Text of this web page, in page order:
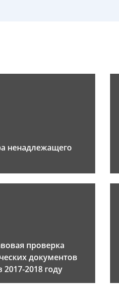
ненадлежащего
проверка
документов
2018 году